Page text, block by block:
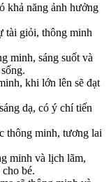
khả năng ảnh hưởng
tài giỏi, thông minh
minh, sáng suốt và
khi lớn lên sẽ đạt
dạ, có ý chí tiến
thông minh, tương lai
minh và lịch lãm,
bé.